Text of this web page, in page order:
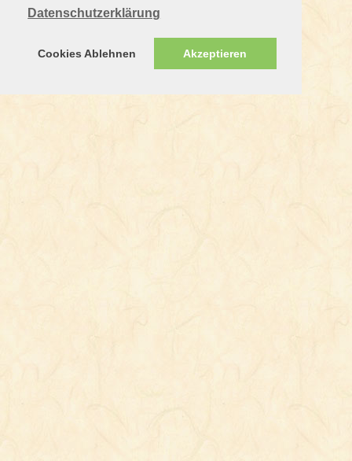
Datenschutzerklärung
Cookies Ablehnen Akzeptieren